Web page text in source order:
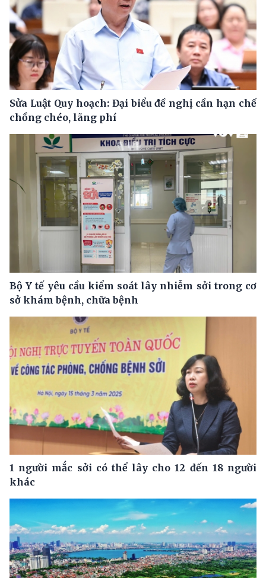
Sửa Luật Quy hoạch: Đại biểu đề nghị cần hạn chế
chồng chéo, lãng phí
Bộ Y tế yêu cầu kiểm soát lây nhiễm sởi trong cơ
sở khám bệnh, chữa bệnh
1 người mắc sởi có thể lây cho 12 đến 18 người
khác